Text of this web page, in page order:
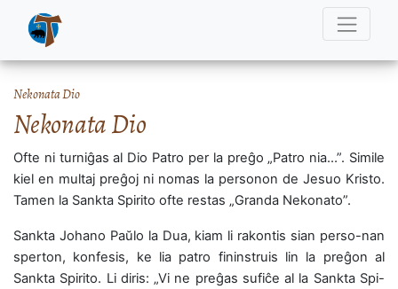
Nekonata Dio
Nekonata Dio
Ofte ni turniĝas al Dio Patro per la preĝo „Patro nia…”. Simile
kiel en multaj preĝoj ni nomas la personon de Jesuo Kristo.
Tamen la Sankta Spirito ofte restas „Granda Nekonato”.
Sankta Johano Paŭlo la Dua, kiam li rakontis sian perso-nan
sperton, konfesis, ke lia patro fininstruis lin la preĝon al
Sankta Spirito. Li diris: „Vi ne preĝas sufiĉe al la Sankta Spi-